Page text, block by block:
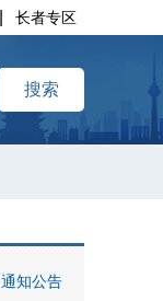
长者专区
搜索
通知公告